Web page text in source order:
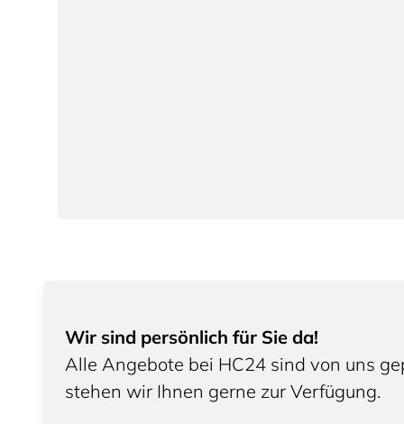
Wir sind persönlich für Sie da!
Alle Angebote bei HC24 sind von uns
stehen wir Ihnen gerne zur Verfügung.